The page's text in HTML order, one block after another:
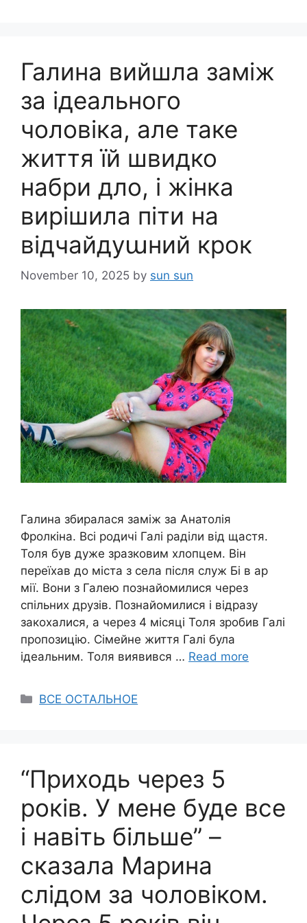
Галина вийшла заміж
за ідеального
чоловіка, але таке
життя їй швидко
набри дло, і жінка
вирішила піти на
відчайдуաний крок
November 10, 2025 by sun sun
Галина збиралася заміж за Анатолія
Фролкіна. Всі родичі Галі раділи від щастя.
Толя був дуже зразковим хлопцем. Він
переїхав до міста з села після служ Бі в ар
мії. Вони з Галею познайомилися через
спільних друзів. Познайомилися і відразу
закохалися, а через 4 місяці Толя зробив Галі
пропозицію. Сімейне життя Галі була
ідеальним. Толя виявився … Read more
Categories
ВСЕ ОСТАЛЬНОЕ
“Приходь через 5
років. У мене буде все
і навіть більше” –
сказала Марина
слідом за чоловіком.